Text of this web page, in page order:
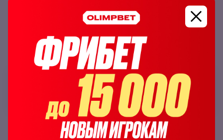
Где поставить на бой UFC
Ставки на бои UFC предлагаются на основном и
мобильном сайтах беттинг‑компании Olimpbet, а также
в приложениях для ОС Android и iOS.
OLIMPBET
7
Как поставить на бой UFC в БК Olimpbet